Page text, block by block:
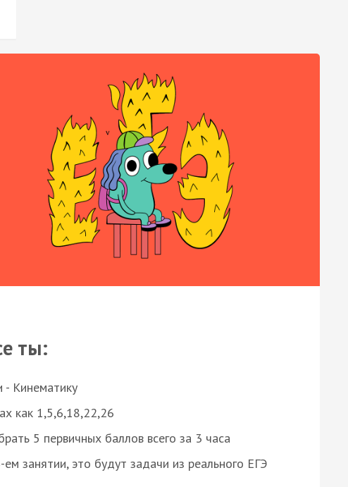
ты:
- Кинематику
как 1,5,6,18,22,26
5 первичных баллов всего за 3 часа
занятии, это будут задачи из реального ЕГЭ